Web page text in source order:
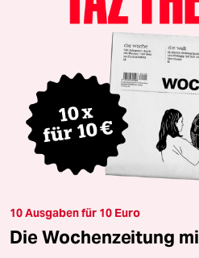
10 Ausgaben für 10 Euro
Die Wochenzeitung